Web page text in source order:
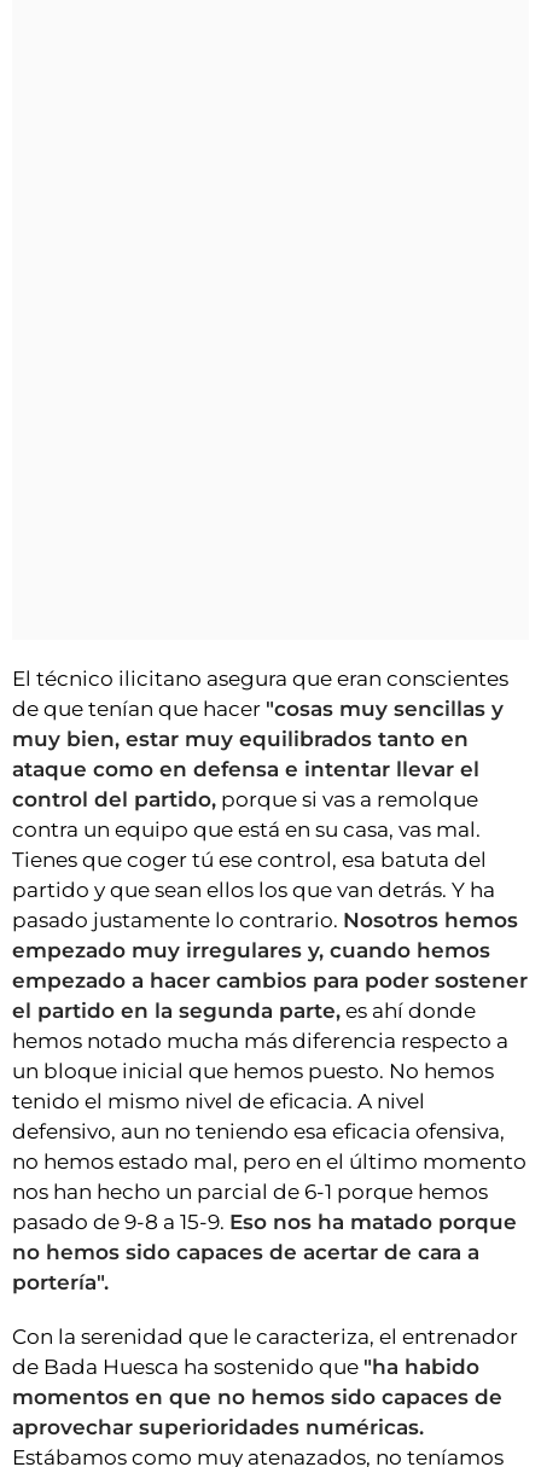
El técnico ilicitano asegura que eran conscientes
de que tenían que hacer "cosas muy sencillas y
muy bien, estar muy equilibrados tanto en
ataque como en defensa e intentar llevar el
control del partido, porque si vas a remolque
contra un equipo que está en su casa, vas mal.
Tienes que coger tú ese control, esa batuta del
partido y que sean ellos los que van detrás. Y ha
pasado justamente lo contrario. Nosotros hemos
empezado muy irregulares y, cuando hemos
empezado a hacer cambios para poder sostener
el partido en la segunda parte, es ahí donde
hemos notado mucha más diferencia respecto a
un bloque inicial que hemos puesto. No hemos
tenido el mismo nivel de eficacia. A nivel
defensivo, aun no teniendo esa eficacia ofensiva,
no hemos estado mal, pero en el último momento
nos han hecho un parcial de 6-1 porque hemos
pasado de 9-8 a 15-9. Eso nos ha matado porque
no hemos sido capaces de acertar de cara a
portería".
Con la serenidad que le caracteriza, el entrenador
de Bada Huesca ha sostenido que "ha habido
momentos en que no hemos sido capaces de
aprovechar superioridades numéricas.
Estábamos como muy atenazados, no teníamos